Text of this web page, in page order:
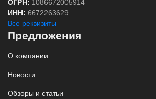
ОГРН: 1086672005914
ИНН: 6672263629
Все реквизиты
Предложения
О компании
Новости
Обзоры и статьи